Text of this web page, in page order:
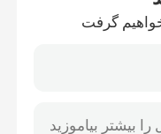
گرفت